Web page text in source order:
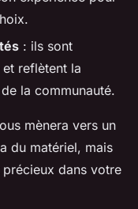
: ils sont
reflètent la
la communauté.
mènera vers un
du matériel, mais
dans votre